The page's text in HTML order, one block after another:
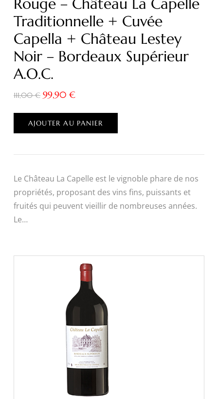
Rouge – Château La Capelle
Traditionnelle + Cuvée
Capella + Château Lestey
Noir – Bordeaux Supérieur
A.O.C.
111,00€ 99,90 €
AJOUTER AU PANIER
Le Château La Capelle est le vignoble phare de nos
propriétés, proposant des vins fins, puissants et
fruités qui peuvent vieillir de nombreuses années.
Le…